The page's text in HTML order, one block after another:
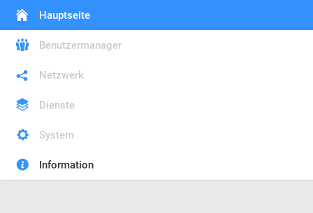
Hauptseite
Benutzermanager
Netzwerk
Dienste
System
Information